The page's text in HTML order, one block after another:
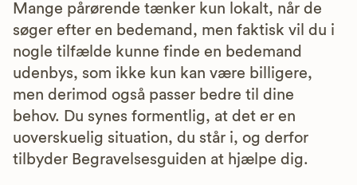
Mange pårørende tænker kun lokalt, når de
søger efter en bedemand, men faktisk vil du i
nogle tilfælde kunne finde en bedemand
udenbys, som ikke kun kan være billigere,
men derimod også passer bedre til dine
behov. Du synes formentlig, at det er en
uoverskuelig situation, du står i, og derfor
tilbyder Begravelsesguiden at hjælpe dig.